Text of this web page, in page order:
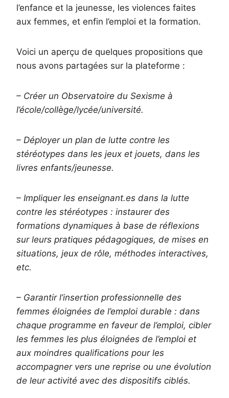
l’enfance et la jeunesse, les violences faites
aux femmes, et enfin l’emploi et la formation.
Voici un aperçu de quelques propositions que
nous avons partagées sur la plateforme :
– Créer un Observatoire du Sexisme à
l’école/collège/lycée/université.
– Déployer un plan de lutte contre les
stéréotypes dans les jeux et jouets, dans les
livres enfants/jeunesse.
– Impliquer les enseignant.es dans la lutte
contre les stéréotypes : instaurer des
formations dynamiques à base de réflexions
sur leurs pratiques pédagogiques, de mises en
situations, jeux de rôle, méthodes interactives,
etc.
– Garantir l’insertion professionnelle des
femmes éloignées de l’emploi durable : dans
chaque programme en faveur de l’emploi, cibler
les femmes les plus éloignées de l’emploi et
aux moindres qualifications pour les
accompagner vers une reprise ou une évolution
de leur activité avec des dispositifs ciblés.